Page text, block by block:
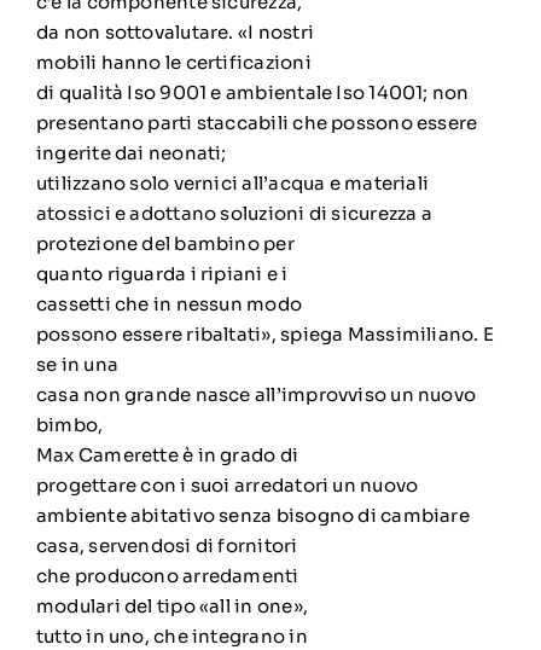
da non sottovalutare. «I nostri
mobili hanno le certificazioni
di qualità Iso 9001 e ambientale Iso 14001; non
presentano parti staccabili che possono essere
ingerite dai neonati;
utilizzano solo vernici all’acqua e materiali
atossici e adottano soluzioni di sicurezza a
protezione del bambino per
quanto riguarda i ripiani e i
cassetti che in nessun modo
possono essere ribaltati», spiega Massimiliano. E
se in una
casa non grande nasce all’improvviso un nuovo
bimbo,
Max Camerette è in grado di
progettare con i suoi arredatori un nuovo
ambiente abitativo senza bisogno di cambiare
casa, servendosi di fornitori
che producono arredamenti
modulari del tipo «all in one»,
tutto in uno, che integrano in